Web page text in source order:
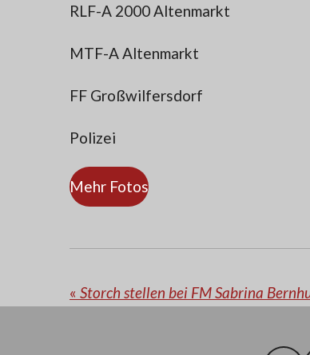
RLF-A 2000 Altenmarkt
MTF-A Altenmarkt
FF Großwilfersdorf
Polizei
Mehr Fotos
« Storch stellen bei FM Sabrina